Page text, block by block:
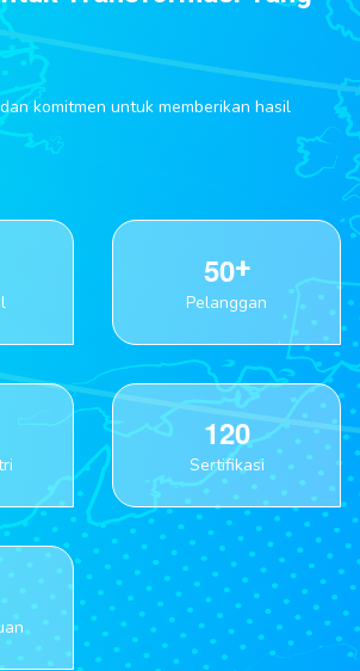
komitmen untuk memberikan hasil
50
Pelanggan
120
Sertifikasi